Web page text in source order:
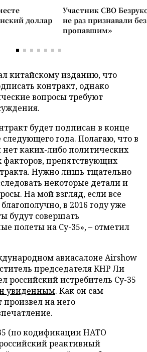
доллар
Участник СВО
не раз признавали
пропавшим»
китайскому изданию, что
контракт, однако
вопросы требуют
будет подписан в конце
следующего года. Полагаю, что в
каких-либо политических
факторов, препятствующих
Нужно лишь тщательно
некоторые детали и
На мой взгляд, если все
в 2016 году уже
будут совершать
полеты на Су-35», – отметил
авиасалоне Airshow
председателя КНР Ли
российский истребитель Су-35
увиденным. Как он сам
произвел на него
(по кодификации НАТО
реактивный